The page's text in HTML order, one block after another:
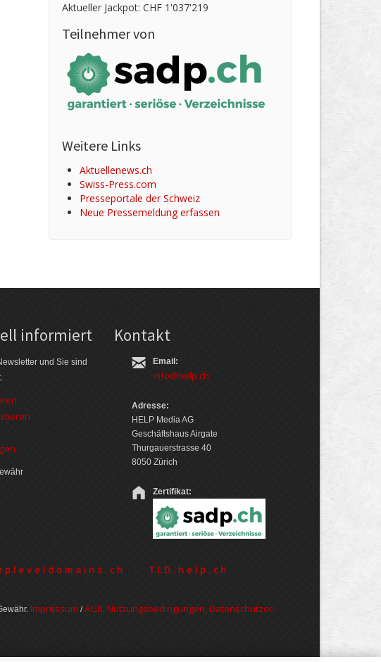
Aktueller Jackpot: CHF 1'037'219
Teilnehmer von
Weitere Links
Aktuellenews.ch
Swiss-Press.com
Presseportale der Schweiz
Neue Pressemeldung erfassen
informiert
und Sie sind
Kontakt
Email:
info@help.ch
Adresse:
HELP Media AG
Geschäftshaus Airgate
Thurgauerstrasse 40
8050 Zürich
Zertifikat:
TLD.help.ch
Im­pres­sum /AGB, Nut­zungs­bedin­gungen, Daten­schutz­er­